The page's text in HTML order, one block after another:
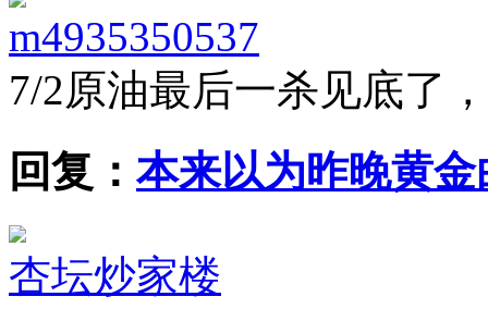
m4935350537
7/2原油最后一杀见底了
回复：本来以为昨晚黄
杏坛炒家楼